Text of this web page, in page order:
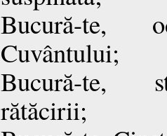
Bucură-te,
Cuvântului;
Bucură-te,
rătăcirii;